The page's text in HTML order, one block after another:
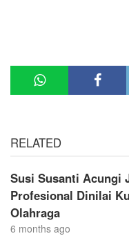
RELATED
Susi Susanti Acungi
Profesional Dinilai
Olahraga
6 months ago